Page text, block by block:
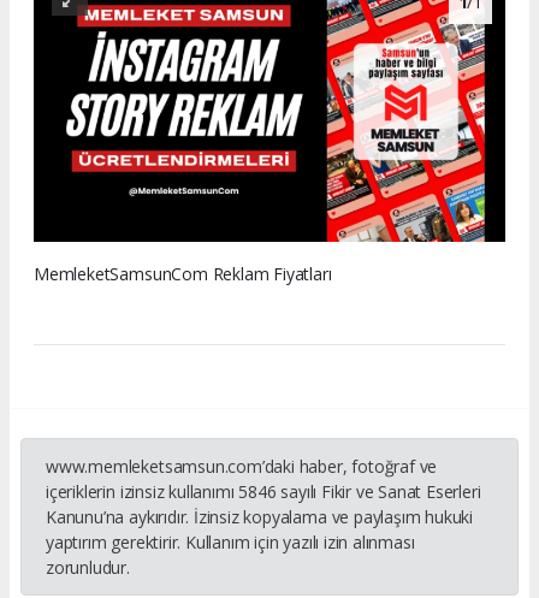
MemleketSamsunCom Reklam Fiyatları
www.memleketsamsun.com’daki haber, fotoğraf ve
içeriklerin izinsiz kullanımı 5846 sayılı Fikir ve Sanat Eserleri
Kanunu’na aykırıdır. İzinsiz kopyalama ve paylaşım hukuki
yaptırım gerektirir. Kullanım için yazılı izin alınması
zorunludur.